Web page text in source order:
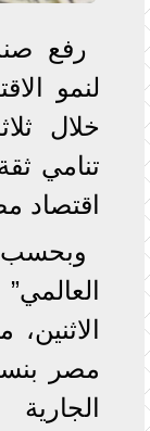
رفع
لنمو
خلال
تنامي
اقتصاد
وبحسب